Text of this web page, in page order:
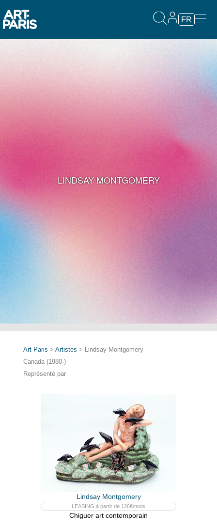
FR
LINDSAY MONTGOMERY
Art Paris > Artistes > Lindsay Montgomery
Canada (1980-)
Représenté par
Lindsay Montgomery
LEASING à partir de 126€/mois
Chiguer art contemporain